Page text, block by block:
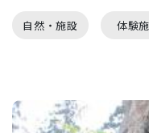
自然・施設 体験